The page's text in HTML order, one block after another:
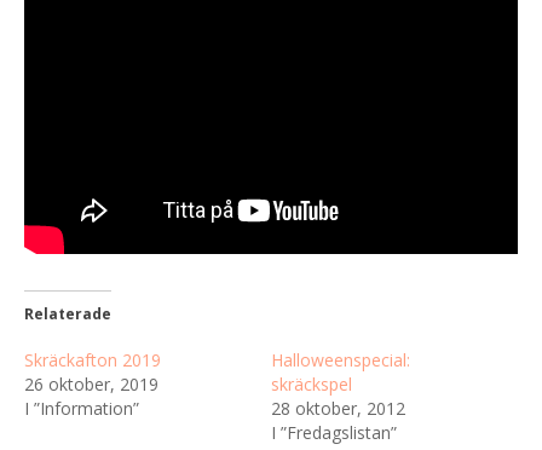
Relaterade
Skräckafton 2019
26 oktober, 2019
I ”Information”
Halloweenspecial:
skräckspel
28 oktober, 2012
I ”Fredagslistan”